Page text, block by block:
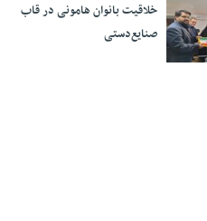
خلاقیت بانوان هامونی در قاب
صنایع‌دستی